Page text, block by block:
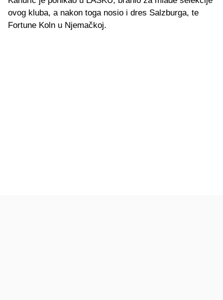
ovog kluba, a nakon toga nosio i dres Salzburga, te
Fortune Koln u Njemačkoj.